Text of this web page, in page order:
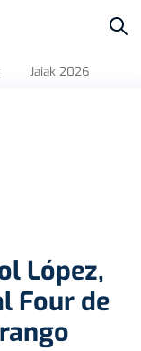
Jaiak 2026
López,
Four de